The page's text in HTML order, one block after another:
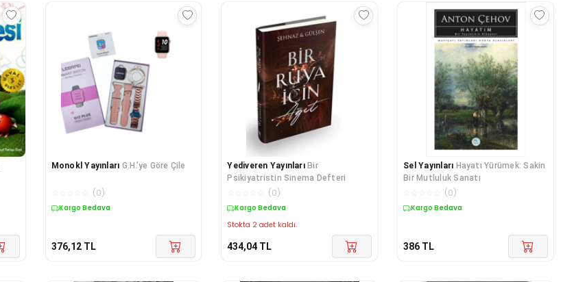
Monokl Yayınları G.H.’ye Göre Çile
(0)
Kargo Bedava
376,12 TL
Yediveren Yayınları Bir
Psikiyatristin Sinema Defteri
(0)
Kargo Bedava
Stokta 2 adet kaldı.
434,04 TL
Sel Yayınları Hayatı Yürümek: Sakin
Bir Mutluluk Sanatı
(0)
Kargo Bedava
386 TL